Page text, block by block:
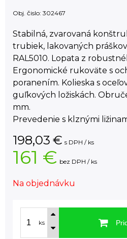
Obj. čislo: 302467
Stabilná, zvarovaná
trubiek, lakovaných
RAL5010. Lopata z
Ergonomické rukoväte s
poranením. Kolieska s
guľkových ložiskách.
mm.
Prevedenie s klznými
198,03 € s DPH / ks
161 € bez DPH / ks
Na objednávku
ks